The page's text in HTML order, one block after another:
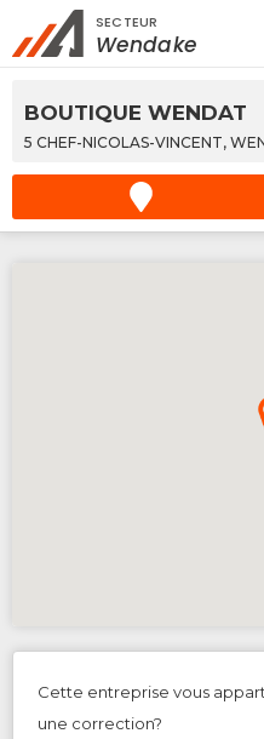
Rechercher à
Services
SECTEUR
Wendake
BOUTIQUE WENDAT
5 CHEF-NICOLAS-VINCENT,
Cette entreprise vous
une correction?